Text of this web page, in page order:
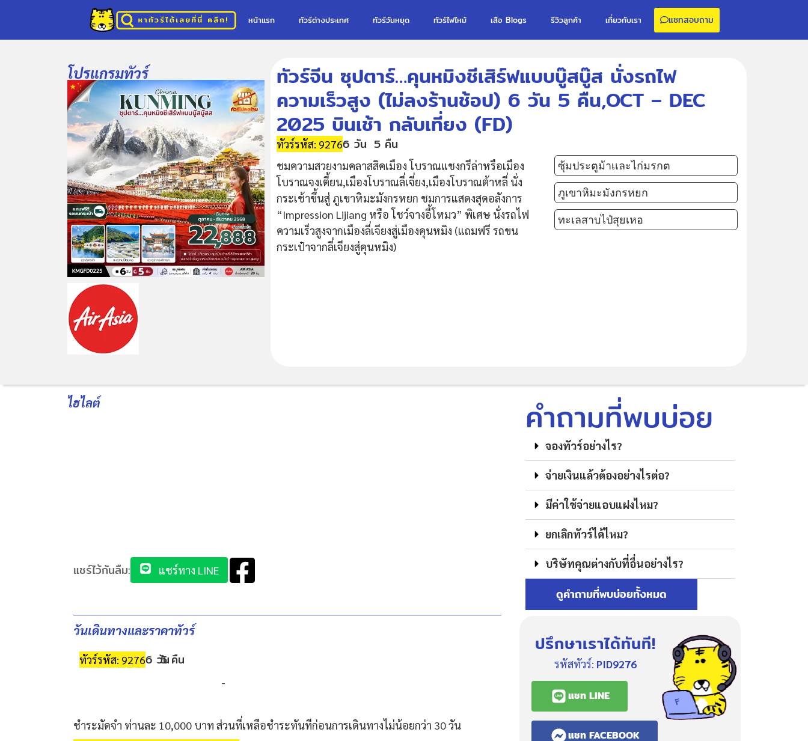
หน้าแรก ทัวร์ต่างประเทศ ทัวร์วันหยุด ทัวร์ไฟไหม้ เสือ Blogs รีวิวลูกค้า เกี่ยวกับเรา แชทสอบถาม
โปรแกรมทัวร์
ทัวร์จีน ซุปตาร์…คุนหมิงชีเสิร์ฟแบบบู๊สบู๊ส นั่งรถไฟ
ความเร็วสูง (ไม่ลงร้านช้อป) 6 วัน 5 คืน,OCT – DEC
2025 บินเช้า กลับเที่ยง (FD)
ทัวร์รหัส: 92766 วัน 5 คืน
ชมความสวยงามคลาสสิคเมือง โบราณแชงกรีล่าหรือเมือง
โบราณจงเตี้ยน,เมืองโบราณลี่เจี่ยง,เมืองโบราณต้าหลี่ นั่ง
กระเช้าขึ้นสู่ ภูเขาหิมะมังกรหยก ชมการแสดงสุดอลังการ
“Impression Lijiang หรือ โชว์จางอี้โหมว” พิเศษ นั่งรถไฟ
ความเร็วสูงจากเมืองลี่เจียงสู่เมืองคุนหมิง (แถมฟรี รถขน
กระเป๋าจากลี่เจียงสู่คุนหมิง)
ซุ้มประตูม้าเเละไก่มรกต
ภูเขาหิมะมังกรหยก
ทะเลสาบไป๋สุยเหอ
ไฮไลต์
แชร์ไว้กันลืม: แชร์ทาง LINE
วันเดินทางและราคาทัวร์
ทัวร์รหัส: 92766 วัน5 คืน
-
ชำระมัดจำ ท่านละ 10,000 บาท ส่วนที่เหลือชำระทันทีก่อนการเดินทางไม่น้อยกว่า 30 วัน
คำถามที่พบบ่อย
จองทัวร์อย่างไร?
จ่ายเงินแล้วต้องอย่างไรต่อ?
มีค่าใช้จ่ายแอบแฝงไหม?
ยกเลิกทัวร์ได้ไหม?
บริษัทคุณต่างกับที่อื่นอย่างไร?
ดูคำถามที่พบบ่อยทั้งหมด
ปรึกษาเราได้ทันที!
รหัสทัวร์: PID9276
แชท LINE
แชท FACEBOOK